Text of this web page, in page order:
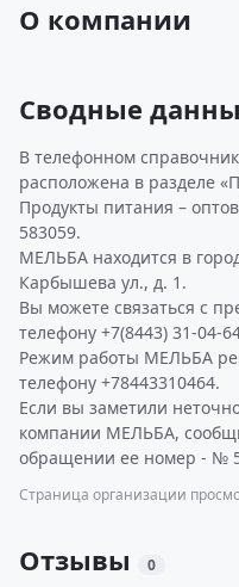
О компании
Сводные
В телефонном
расположена в разделе
Продукты питания –
583059.
МЕЛЬБА находится в
Карбышева ул., д. 1.
Вы можете связаться с
телефону +7(8443) 31-04-
Режим работы МЕЛЬБА
телефону +78443310464.
Если вы заметили
компании МЕЛЬБА,
обращении ее номер - №
Страница организации
Отзывы 0